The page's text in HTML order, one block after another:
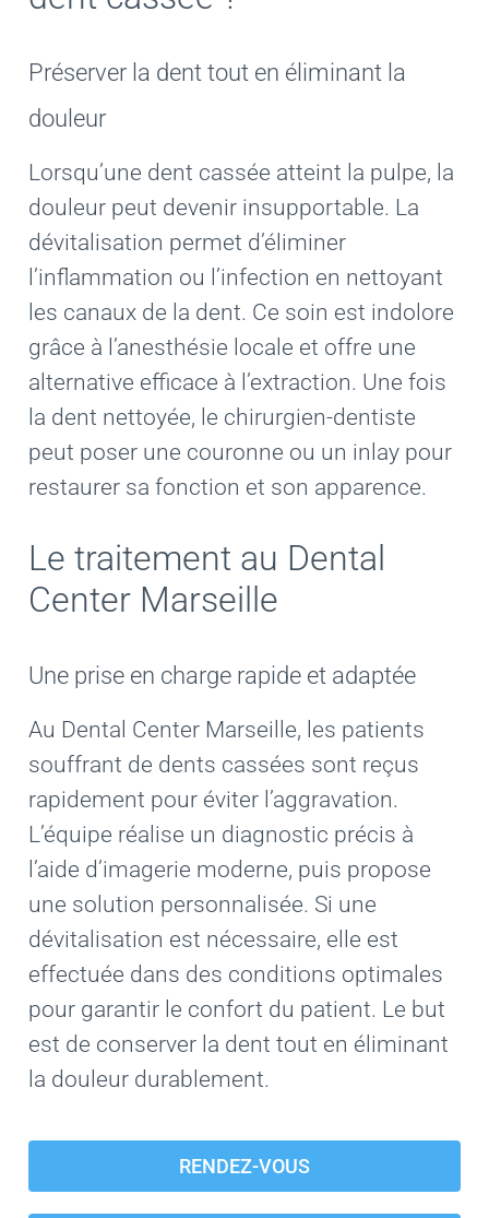
Préserver la dent tout en éliminant la
douleur
Lorsqu’une dent cassée atteint la pulpe, la
douleur peut devenir insupportable. La
dévitalisation permet d’éliminer
l’inflammation ou l’infection en nettoyant
les canaux de la dent. Ce soin est indolore
grâce à l’anesthésie locale et offre une
alternative efficace à l’extraction. Une fois
la dent nettoyée, le chirurgien-dentiste
peut poser une couronne ou un inlay pour
restaurer sa fonction et son apparence.
Le traitement au Dental
Center Marseille
Une prise en charge rapide et adaptée
Au Dental Center Marseille, les patients
souffrant de dents cassées sont reçus
rapidement pour éviter l’aggravation.
L’équipe réalise un diagnostic précis à
l’aide d’imagerie moderne, puis propose
une solution personnalisée. Si une
dévitalisation est nécessaire, elle est
effectuée dans des conditions optimales
pour garantir le confort du patient. Le but
est de conserver la dent tout en éliminant
la douleur durablement.
RENDEZ-VOUS